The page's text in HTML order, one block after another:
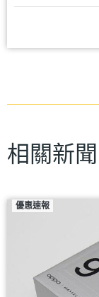
相關新聞
優惠速報